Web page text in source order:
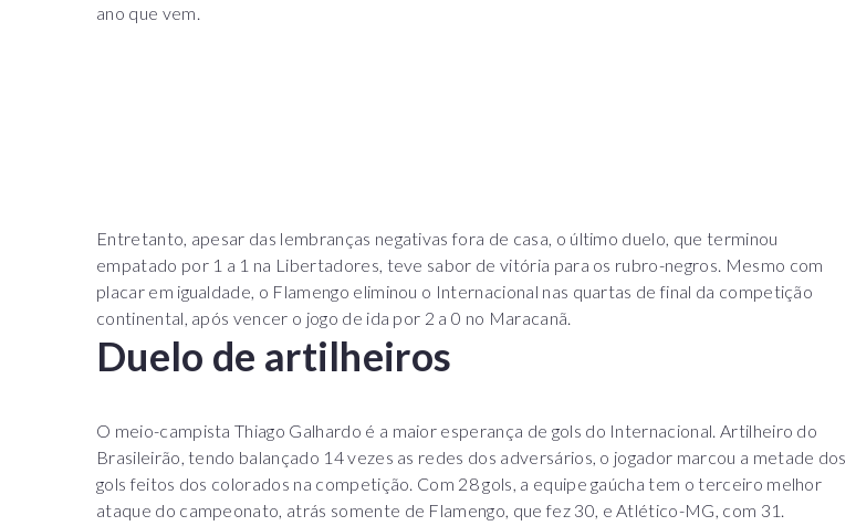
ano que vem.
Entretanto, apesar das lembranças negativas fora de casa, o último duelo, que terminou
empatado por 1 a 1 na Libertadores, teve sabor de vitória para os rubro-negros. Mesmo com
placar em igualdade, o Flamengo eliminou o Internacional nas quartas de final da competição
continental, após vencer o jogo de ida por 2 a 0 no Maracanã.
Duelo de artilheiros
O meio-campista Thiago Galhardo é a maior esperança de gols do Internacional. Artilheiro do
Brasileirão, tendo balançado 14 vezes as redes dos adversários, o jogador marcou a metade dos
gols feitos dos colorados na competição. Com 28 gols, a equipe gaúcha tem o terceiro melhor
ataque do campeonato, atrás somente de Flamengo, que fez 30, e Atlético-MG, com 31.